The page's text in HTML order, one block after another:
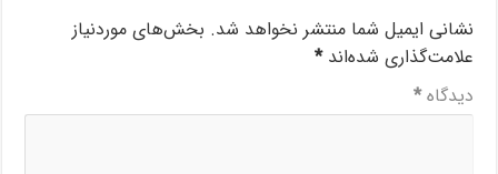
نشانی ایمیل شما منتشر نخواهد شد. بخش‌های موردنیاز
علامت‌گذاری شده‌اند*
دیدگاه*